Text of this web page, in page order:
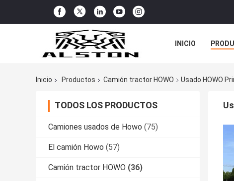
INICIO
Inicio
Productos Camión tractor HOWO Usado HOWO
TODOS LOS PRODUCTOS
Camiones usados de Howo (75)
El camión Howo (57)
Camión tractor HOWO (36)